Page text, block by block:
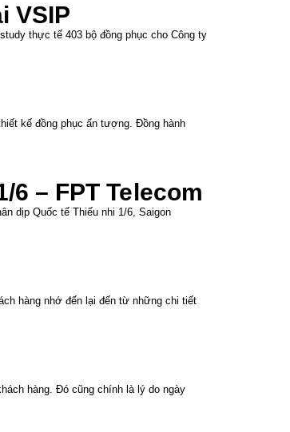
VSIP
thực tế 403 bộ đồng phục cho Công ty
kế đồng phục ấn tượng. Đồng hành
6 – FPT Telecom
dịp Quốc tế Thiếu nhi 1/6, Saigon
hàng nhớ đến lại đến từ những chi tiết
hàng. Đó cũng chính là lý do ngày